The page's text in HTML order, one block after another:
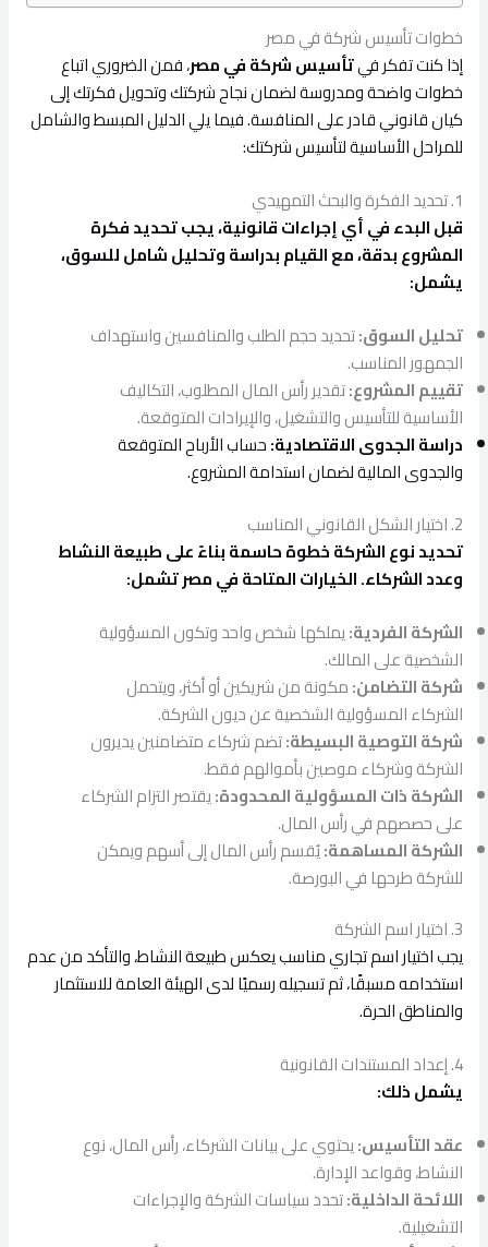
خطوات تأسيس شركة في مصر
إذا كنت تفكر فيتأسيس شركة في مصر، فمن الضروري اتباع
خطوات واضحة ومدروسة لضمان نجاح شركتك وتحويل فكرتك إلى
كيان قانوني قادر على المنافسة. فيما يلي الدليل المبسط والشامل
للمراحل الأساسية لتأسيس شركتك:
1. تحديد الفكرة والبحث التمهيدي
قبل البدء في أي إجراءات قانونية، يجب تحديد فكرة
المشروع بدقة، مع القيام بدراسة وتحليل شامل للسوق،
يشمل:
تحليل السوق:تحديد حجم الطلب والمنافسين واستهداف
الجمهور المناسب.
تقييم المشروع:تقدير رأس المال المطلوب، التكاليف
الأساسية للتأسيس والتشغيل، والإيرادات المتوقعة.
دراسة الجدوى الاقتصادية:حساب الأرباح المتوقعة
والجدوى المالية لضمان استدامة المشروع.
2. اختيار الشكل القانوني المناسب
تحديد نوع الشركة خطوة حاسمة بناءً على طبيعة النشاط
وعدد الشركاء. الخيارات المتاحة في مصر تشمل:
الشركة الفردية:يملكها شخص واحد وتكون المسؤولية
الشخصية على المالك.
شركة التضامن:مكونة من شريكين أو أكثر، ويتحمل
الشركاء المسؤولية الشخصية عن ديون الشركة.
شركة التوصية البسيطة:تضم شركاء متضامنين يديرون
الشركة وشركاء موصين بأموالهم فقط.
الشركة ذات المسؤولية المحدودة:يقتصر التزام الشركاء
على حصصهم في رأس المال.
الشركة المساهمة:يُقسم رأس المال إلى أسهم ويمكن
للشركة طرحها في البورصة.
3. اختيار اسم الشركة
يجب اختيار اسم تجاري مناسب يعكس طبيعة النشاط، والتأكد من عدم
استخدامه مسبقًا، ثم تسجيله رسميًا لدى الهيئة العامة للاستثمار
والمناطق الحرة.
4. إعداد المستندات القانونية
يشمل ذلك:
عقد التأسيس:يحتوي على بيانات الشركاء، رأس المال، نوع
النشاط، وقواعد الإدارة.
اللائحة الداخلية:تحدد سياسات الشركة والإجراءات
التشغيلية.